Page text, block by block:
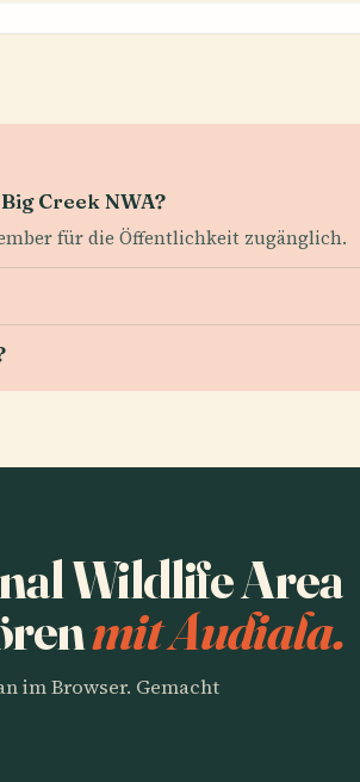
Creek NWA?
für die Öffentlichkeit zugänglich.
Wildlife Area
mit Audiala.
im Browser. Gemacht